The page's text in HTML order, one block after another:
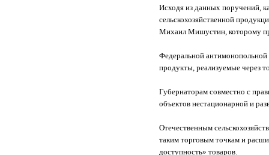
Исходя из данных поручений,
сельскохозяйственной
Михаил Мишустин, которому
Федеральной
продукты, реализуемые через
Губернаторам совместно с
объектов нестационарной и
Отечественным
таким торговым точкам и
доступность» товаров.